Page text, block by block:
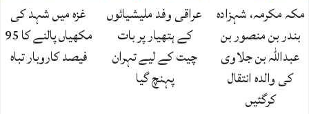
مکہ مکرمہ، شہزادہ
بندر بن منصور بن
عبداللہ بن جلاوی
کی والدہ انتقال
کرگئیں
عراقی وفد ملیشیائوں
کے ہتھیار پر بات
چیت کے لیے تہران
پہنچ گیا
غزہ میں شہد کی
مکھیاں پالنے کا 95
فیصد کاروبار تباہ